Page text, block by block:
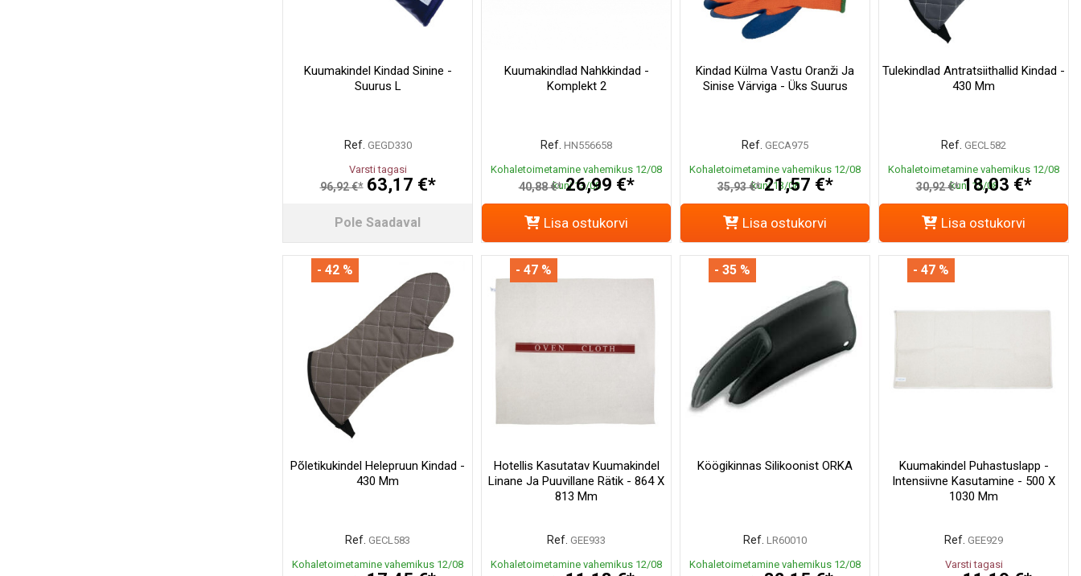
Kuumakindel Kindad Sinine -
Suurus L
Ref. GEGD330
Varsti tagasi
96,92 €* 63,17 €*
Pole Saadaval
Kuumakindlad Nahkkindad -
Komplekt 2
Ref. HN556658
Kohaletoimetamine vahemikus 12/08
kuni 13/08
40,88 €* 26,99 €*
Lisa ostukorvi
Kindad Külma Vastu Oranži Ja
Sinise Värviga - Üks Suurus
Ref. GECA975
Kohaletoimetamine vahemikus 12/08
kuni 13/08
35,93 €* 21,57 €*
Lisa ostukorvi
Tulekindlad Antratsiithallid Kindad -
430 Mm
Ref. GECL582
Kohaletoimetamine vahemikus 12/08
kuni 13/08
30,92 €* 18,03 €*
Lisa ostukorvi
Põletikukindel Helepruun Kindad -
430 Mm
Ref. GECL583
Kohaletoimetamine vahemikus 12/08
- 42 %
Hotellis Kasutatav Kuumakindel
Linane Ja Puuvillane Rätik - 864 X
813 Mm
Ref. GEE933
Kohaletoimetamine vahemikus 12/08
- 47 %
Köögikinnas Silikoonist ORKA
Ref. LR60010
Kohaletoimetamine vahemikus 12/08
- 35 %
Kuumakindel Puhastuslapp -
Intensiivne Kasutamine - 500 X
1030 Mm
Ref. GEE929
Varsti tagasi
- 47 %